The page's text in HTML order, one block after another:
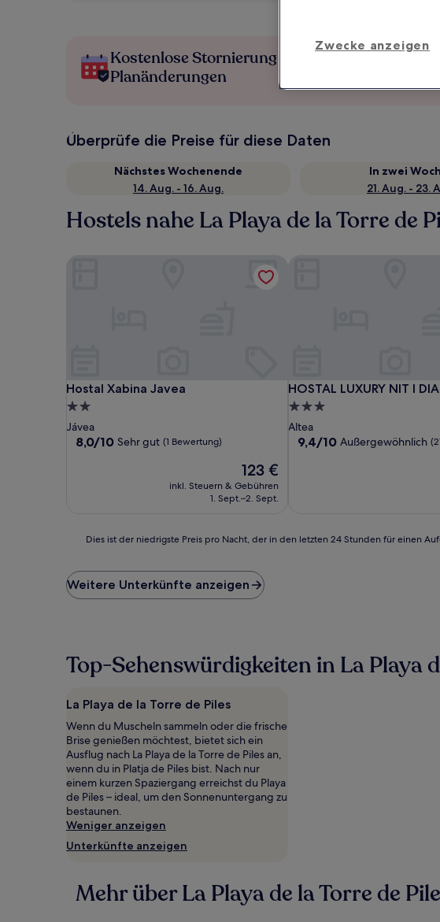
Kostenlose Stornierung bei
Planänderungen
Überprüfe die Preise für diese Daten
Nächstes Wochenende
14. Aug. - 16. Aug.
In zwei
21. Aug. - 23.
Hostels nahe La Playa de la Torre de
Hostal Xabina Javea
Hostal Xabina Javea
2.0-
Sterne-
Unterkunft
Jávea
8.0
8,0/10 Sehr gut (1 Bewertung)
Der
Preis
beträgt
123 €
inkl. Steuern & Gebühren
1. Sept.–2. Sept.
HOSTAL LUXURY NIT I DIA
HOSTAL LUXURY NIT I DIA
3.0-
Sterne-
Unterkunft
Altea
9.4
9,4/10 Außergewöhnlich
der
niedrigste
Preis
den
letzten
für
einen
Aufenthalt
mit
1 Übernachtung
von
2 Erwachsenen
gefunden
wurde.
und
sich
Dies ist der niedrigste Preis pro Nacht, der in den letzten 24 Stunden für einen
Weitere Unterkünfte anzeigen
Top-Sehenswürdigkeiten in La Playa
La Playa de la Torre de Piles
Wenn du Muscheln sammeln oder die frische
Brise genießen möchtest, bietet sich ein
Ausflug nach La Playa de la Torre de Piles an,
wenn du in Platja de Piles bist. Nach nur
einem kurzen Spaziergang erreichst du Playa
de Piles – ideal, um den Sonnenuntergang zu
bestaunen.
Weniger anzeigen
Unterkünfte anzeigen
Mehr über La Playa de la Torre de
Zwecke anzeigen